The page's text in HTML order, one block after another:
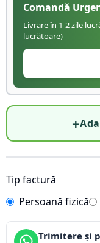
Comandă
Livrare în 1-2 zile
lucrătoare)
+
Tip factură
Persoană fizică
Trimitere și